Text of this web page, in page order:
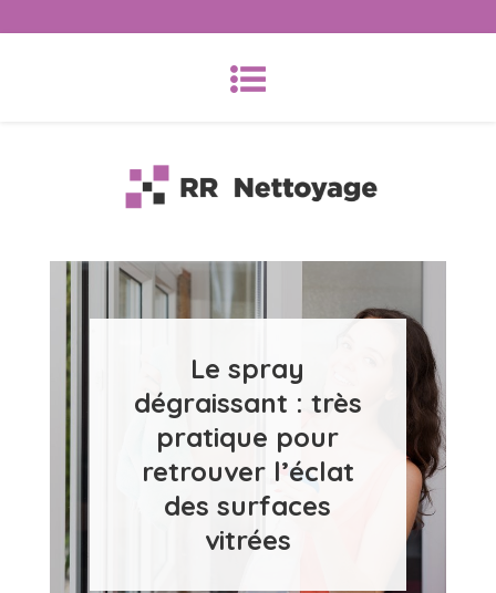
Search
for:
RR-Nettoyage
Le spray
dégraissant : très
pratique pour
retrouver l’éclat
des surfaces
vitrées